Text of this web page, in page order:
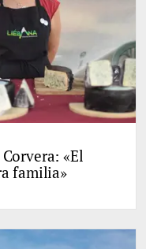
«El
familia»